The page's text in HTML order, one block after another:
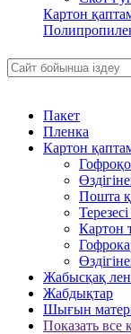
Картон
Пакет
Пленка
Картон
Пошта
Картон
Жабысқақ
Жабдықтар
Шығын
Показать все